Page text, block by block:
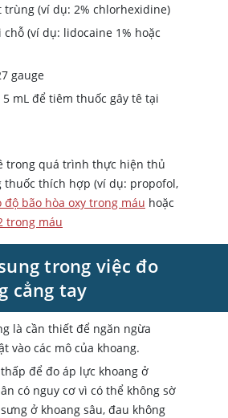
trùng (ví dụ: 2% chlorhexidine)
chỗ (ví dụ: lidocaine 1% hoặc
gauge
mL để tiêm thuốc gây tê tại
trong quá trình thực hiện thủ
thuốc thích hợp (ví dụ: propofol,
độ bão hòa oxy trong máu hoặc
trong máu
trong việc đo
cẳng tay
là cần thiết để ngăn ngừa
vào các mô của khoang.
để đo áp lực khoang ở
có nguy cơ vì có thể không sờ
ở khoang sâu, đau không